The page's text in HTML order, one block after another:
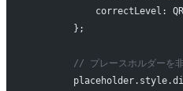
correctLevel:
        };
// プレースホルダーを